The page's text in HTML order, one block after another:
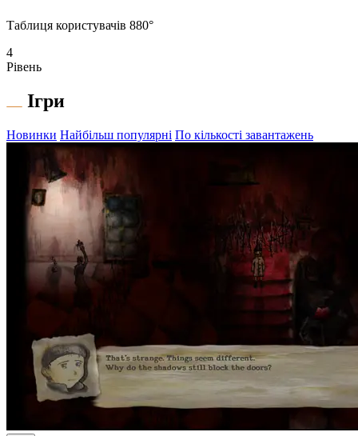
Таблиця користувачів 880°
4
Рівень
Ігри
Новинки Найбільш популярні По кількості завантажень